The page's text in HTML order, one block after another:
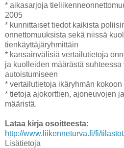
* aikasarjoja
2005
* kunnittaiset tiedot kaikista
onnettomuuksista sekä niissä
tienkäyttäjäryhmittäin
* kansainvälisiä vertailutietoja
ja kuolleiden määrästä suhteessa
autoistumiseen
* vertailutietoja ikäryhmän kokoon
* tietoja ajokorttien, ajoneuvojen
määristä.
Lataa kirja osoitteesta:
http://www.liikenneturva.fi/fi/
Lisätietoja